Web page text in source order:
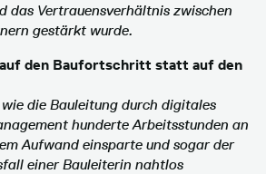
das Vertrauensverhältnis zwischen
gestärkt wurde.
den Baufortschritt statt auf den
die Bauleitung durch digitales
hunderte Arbeitsstunden an
Aufwand einsparte und sogar der
einer Bauleiterin nahtlos